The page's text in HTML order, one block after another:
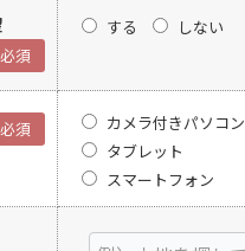
必須
する しない
必須
カメラ付きパソコン
タブレット
スマートフォン